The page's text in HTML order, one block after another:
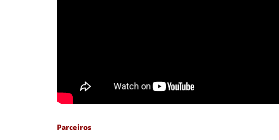
Parceiros